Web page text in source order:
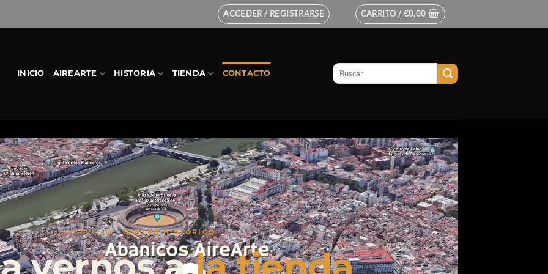
ACCEDER / REGISTRARSE CARRITO /€0,00
INICIO AIREARTE HISTORIA TIENDA CONTACTO
SEVILLA · CENTRO HISTÓRICO